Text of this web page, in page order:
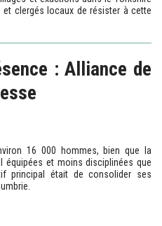
clergés locaux de résister à cette
: Alliance de
16 000 hommes, bien que la
et moins disciplinées que
principal était de consolider ses